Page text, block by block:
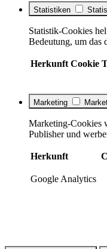
Statistiken
Statistik-Cookies
Bedeutung, um das
Herkunft Cookie
Marketing
Marketing-Cookies
Publisher und
Herkunft
Google Analytics